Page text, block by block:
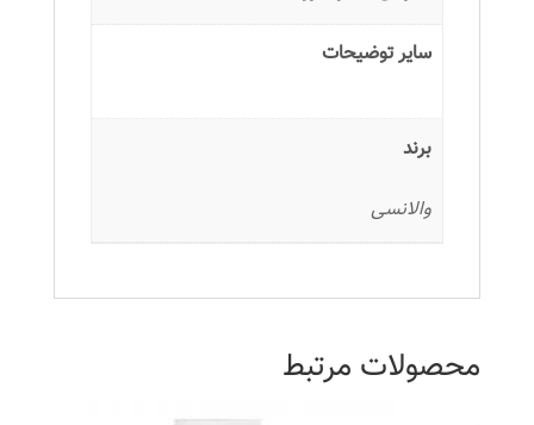
سایر توضیحات
برند
والانسی
محصولات مرتبط